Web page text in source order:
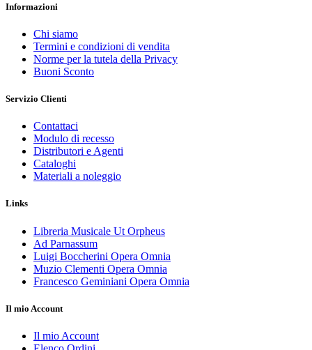
Informazioni
Chi siamo
Termini e condizioni di vendita
Norme per la tutela della Privacy
Buoni Sconto
Servizio Clienti
Contattaci
Modulo di recesso
Distributori e Agenti
Cataloghi
Materiali a noleggio
Links
Libreria Musicale Ut Orpheus
Ad Parnassum
Luigi Boccherini Opera Omnia
Muzio Clementi Opera Omnia
Francesco Geminiani Opera Omnia
Il mio Account
Il mio Account